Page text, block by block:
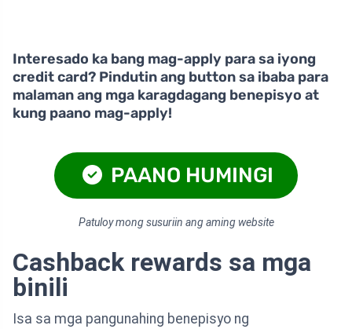
Interesado ka bang mag-apply para sa iyong
credit card? Pindutin ang button sa ibaba para
malaman ang mga karagdagang benepisyo at
kung paano mag-apply!
PAANO HUMINGI
Patuloy mong susuriin ang aming website
Cashback rewards sa mga
binili
Isa sa mga pangunahing benepisyo ng